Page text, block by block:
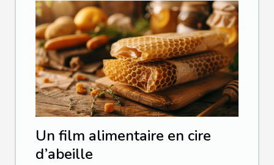
Un film alimentaire en cire
d’abeille